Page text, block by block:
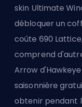
skin Ultimate
débloquer un
coûte 690 Lattice
comprend
Arrow
saisonnière
obtenir pendant